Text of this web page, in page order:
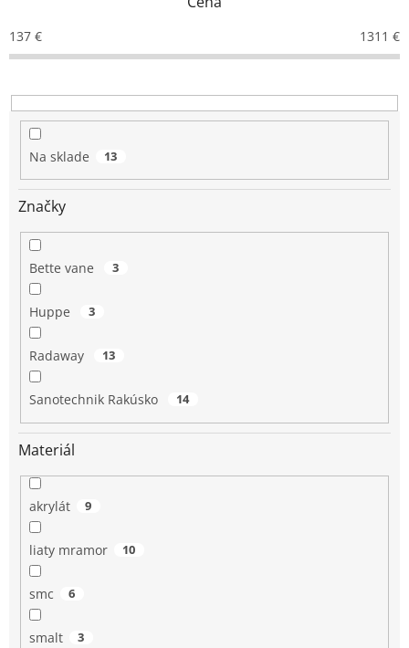
e
p
r
d
o
137 € 1311 €
Na sklade 13
Značky
Bette vane 3
Huppe 3
Radaway 13
Sanotechnik Rakúsko 14
Materiál
akrylát 9
liaty mramor 10
smc 6
smalt 3